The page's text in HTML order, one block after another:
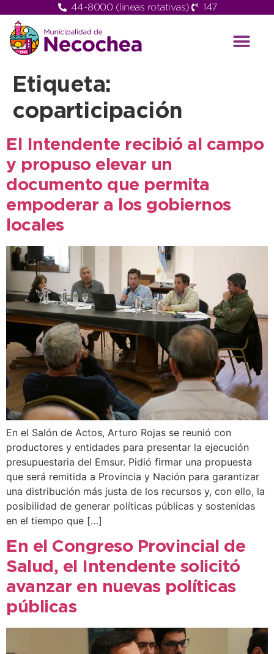
44-8000 (lineas rotativas) 147
Etiqueta:
coparticipación
El Intendente recibió al campo
y propuso elevar un
documento que permita
empoderar a los gobiernos
locales
En el Salón de Actos, Arturo Rojas se reunió con
productores y entidades para presentar la ejecución
presupuestaria del Emsur. Pidió firmar una propuesta
que será remitida a Provincia y Nación para garantizar
una distribución más justa de los recursos y, con ello, la
posibilidad de generar políticas públicas y sostenidas
en el tiempo que […]
En el Congreso Provincial de
Salud, el Intendente solicitó
avanzar en nuevas políticas
públicas